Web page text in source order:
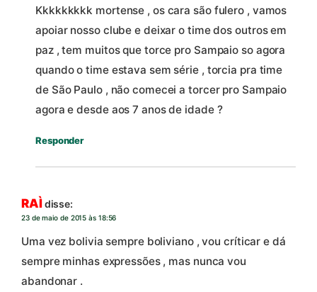
Kkkkkkkkk mortense , os cara são fulero , vamos
apoiar nosso clube e deixar o time dos outros em
paz , tem muitos que torce pro Sampaio so agora
quando o time estava sem série , torcia pra time
de São Paulo , não comecei a torcer pro Sampaio
agora e desde aos 7 anos de idade ?
Responder
RAÌdisse:
23 de maio de 2015 às 18:56
Uma vez bolivia sempre boliviano , vou críticar e dá
sempre minhas expressões , mas nunca vou
abandonar .